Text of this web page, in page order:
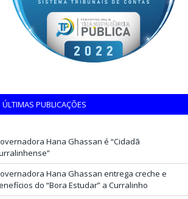
ÚLTIMAS PUBLICAÇÕES
Hana Ghassan é “Cidadã
Hana Ghassan entrega creche e
do “Bora Estudar” a Curralinho